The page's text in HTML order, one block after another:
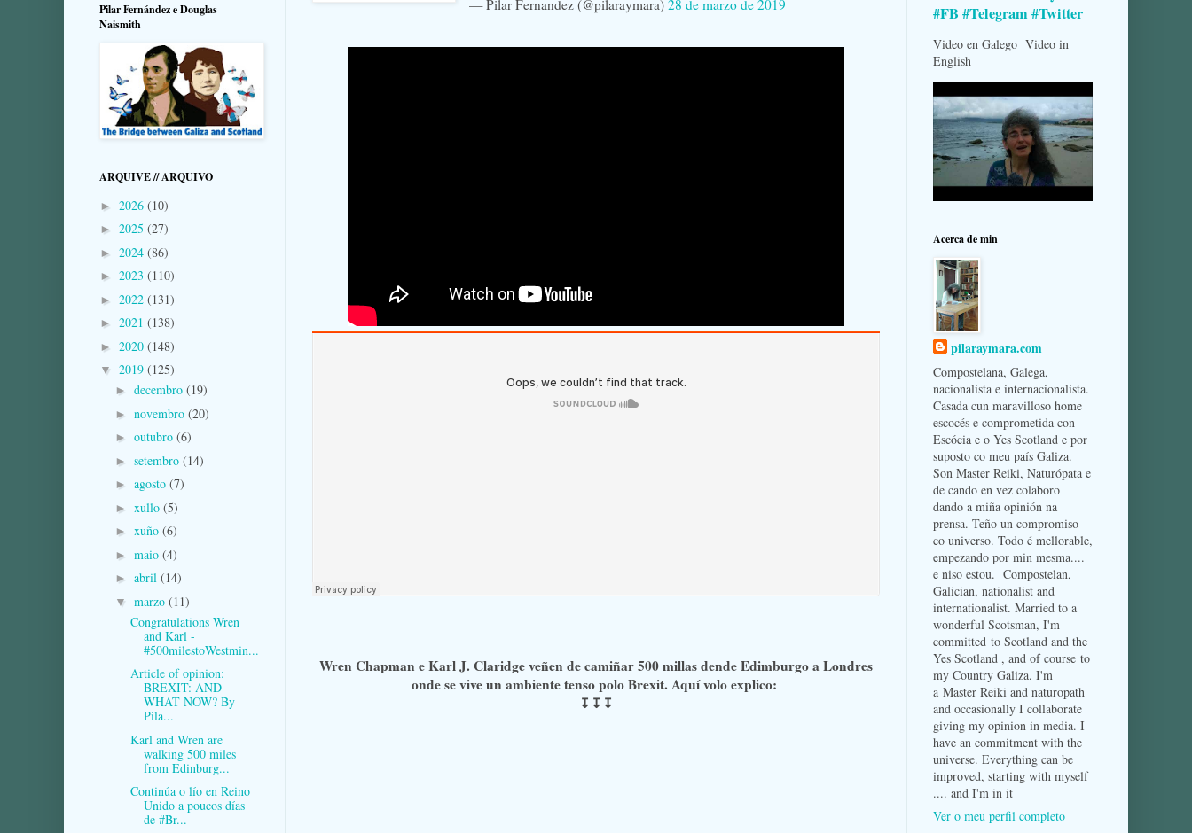
— Pilar Fernandez (@pilaraymara)28 de marzo de 2019
Wren Chapman e Karl J. Claridge veñen de camiñar 500 millas dende Edimburgo a Londres
onde se vive un ambiente tenso polo Brexit. Aquí volo explico:
↧↧↧
Pilar Fernández e Douglas
Naismith
ARQUIVE // ARQUIVO
► 2026 (10)
► 2025 (27)
► 2024 (86)
► 2023 (110)
► 2022 (131)
► 2021 (138)
► 2020 (148)
▼ 2019 (125)
► decembro (19)
► novembro (20)
► outubro (6)
► setembro (14)
► agosto (7)
► xullo (5)
► xuño (6)
► maio (4)
► abril (14)
▼ marzo (11)
Congratulations Wren
and Karl -
#500milestoWestmin...
Article of opinion:
BREXIT: AND
WHAT NOW? By
Pila...
Karl and Wren are
walking 500 miles
from Edinburg...
Continúa o lío en Reino
Unido a poucos días
de #Br...
#FB #Telegram #Twitter
Video en Galego Video in
English
Acerca de min
pilaraymara.com
Compostelana, Galega,
nacionalista e internacionalista.
Casada cun maravilloso home
escocés e comprometida con
Escócia e o Yes Scotland e por
suposto co meu país Galiza.
Son Master Reiki, Naturópata e
de cando en vez colaboro
dando a miña opinión na
prensa. Teño un compromiso
co universo. Todo é mellorable,
empezando por min mesma....
e niso estou. Compostelan,
Galician, nationalist and
internationalist. Married to a
wonderful Scotsman, I'm
committed to Scotland and the
Yes Scotland , and of course to
my Country Galiza. I'm
a Master Reiki and naturopath
and occasionally I collaborate
giving my opinion in media. I
have an commitment with the
universe. Everything can be
improved, starting with myself
.... and I'm in it
Ver o meu perfil completo